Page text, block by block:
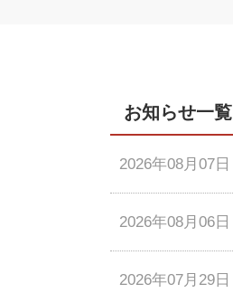
お知らせ一覧
2026年08月07日
2026年08月06日
2026年07月29日